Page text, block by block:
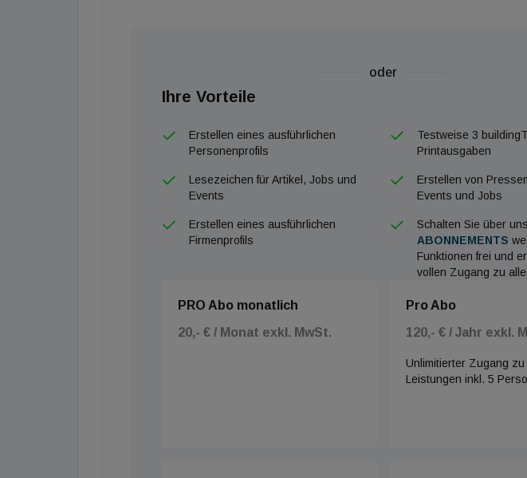
oder
Ihre Vorteile
Erstellen eines ausführlichen
Personenprofils
Testweise 3
Printausgaben
Lesezeichen für Artikel, Jobs und
Events
Erstellen von
Events und Jobs
Erstellen eines ausführlichen
Firmenprofils
Schalten Sie über
ABONNEMENTS
Funktionen frei und
vollen Zugang zu
PRO Abo monatlich
20,- € / Monat exkl. MwSt.
Pro Abo
120,- € / Jahr exkl.
Unlimitierter Zugang zu
Leistungen inkl. 5